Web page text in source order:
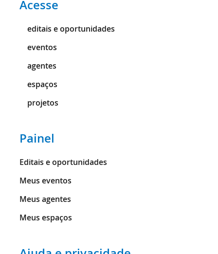
Acesse
editais e oportunidades
eventos
agentes
espaços
projetos
Painel
Editais e oportunidades
Meus eventos
Meus agentes
Meus espaços